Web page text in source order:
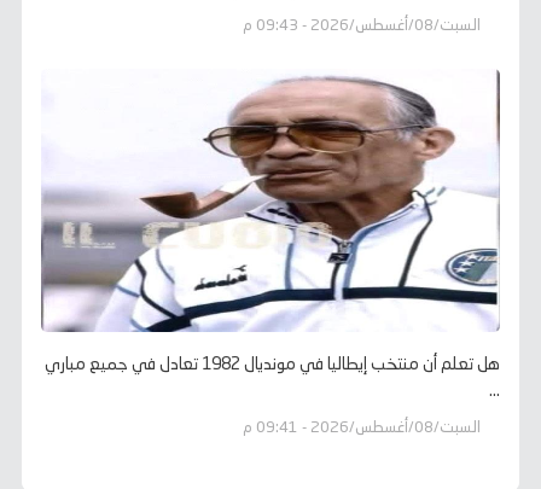
السبت/08/أغسطس/2026 - 09:43 م
هل تعلم أن منتخب إيطاليا في مونديال 1982 تعادل في جميع مباري
...
السبت/08/أغسطس/2026 - 09:41 م